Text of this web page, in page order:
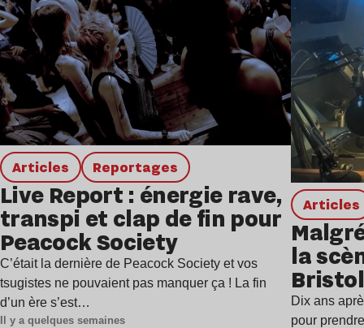
Articles Reportages
Live Report : énergie rave,
transpi et clap de fin pour
Peacock Society
C’était la dernière de Peacock Society et vos
tsugistes ne pouvaient pas manquer ça ! La fin
d’un ère s’est…
Il y a quelques semaines
Articles
la
Dix ans
pour